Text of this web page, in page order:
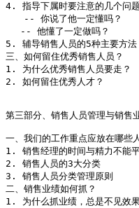
4. 指导下属时要注意的几个问题
-- 你说了他一定懂吗？
-- 他懂了一定做吗？
5. 辅导销售人员的5种主要方法
三、如何留住优秀销售人员？
1. 为什么优秀销售人员要走？
2. 如何留住优秀人才？
第三部分、销售人员管理与销售
一、我们的工作重点应放在哪些
1. 销售经理的时间与精力不能
2. 销售人员的3大分类
3. 销售人员分类管理原则
二、销售业绩如何抓？
1. 为什么抓业绩，总是不见效